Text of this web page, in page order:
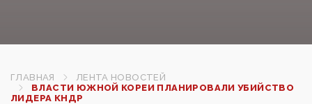
ГЛАВНАЯ
ЛЕНТА НОВОСТЕЙ
ВЛАСТИ ЮЖНОЙ КОРЕИ ПЛАНИРОВАЛИ УБИЙСТВО
ЛИДЕРА КНДР‍